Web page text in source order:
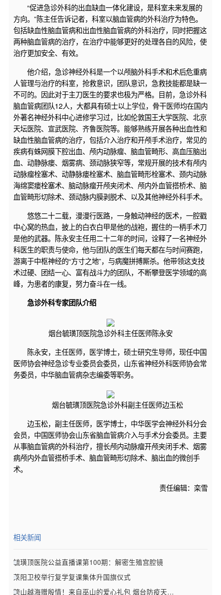
“促进急诊外科的出血缺血一体化建设，是科室未来发展的
方向。”陈主任告诉记者，科室以脑血管病的外科治疗为特色。
包括缺血性脑血管病和出血性脑血管病的外科治疗，同时把握这
两种脑血管病的治疗，在治疗中能够更好的处理各自的风险，使
治疗更加安全、有效。
他介绍，急诊神经外科是一个以颅脑外科手术和术后危重病
人管理与治疗的科室，抢救意识，团队意识，急救技能都是缺一
不可的。因此对于主刀医生的要求也极为严格。目前，急诊外科
脑血管病团队12人，大都具有硕士以上学位，骨干医师均在国内
外著名神经外科中心进修学习过，比如伦敦国王大学医院、北京
天坛医院、宣武医院、齐鲁医院等。能够熟练开展各种出血性和
缺血性脑血管病的治疗，包括介入治疗和开颅手术治疗，常见的
疾病有蛛网膜下腔出血、颅内动脉瘤、脑血管畸形、高血压脑出
血、动静脉瘘、烟雾病、颈动脉狭窄等，常规开展的技术有颅内
动脉瘤栓塞术、动静脉瘘栓塞术、脑血管畸形栓塞术、颈内动脉
海绵窦瘘栓塞术、脑动脉瘤开颅夹闭术、颅内外血管搭桥术、脑
血管畸形切除术、颈动脉内膜剥脱术、以及其他神经外科手术。
悠悠二十二载，漫漫行医路，一身触动神经的医术，一腔戳
中心窝的热血，披上的白衣白甲是他的战袍，握住的一柄手术刀
是他的武器。陈永安主任用二十二年的时间，诠释了一名神经外
科医生的职责与使命，他与团队的医生们每天都在与时间赛跑，
游离于中枢神经的“方寸之地”，与病魔拼搏厮杀。他带领这支技
术过硬、团结一心、富有战斗力的团队，不断攀登医学领域的高
峰，为患者的康复，努力奋斗在一线。
急诊外科专家团队介绍
烟台毓璜顶医院急诊外科主任医师陈永安
陈永安，主任医师，医学博士，硕士研究生导师，现任中国
医师协会神经急诊专业委员会委员，山东省神经外科医师协会常
务委员，中华脑血管病杂志编委等职务。
烟台毓璜顶医院急诊外科副主任医师边玉松
边玉松，副主任医师，医学博士，中华医学会神经外科分会
会员，中国医师协会山东省脑血管病介入与手术分会委员。主要
从事脑血管病的外科治疗，擅长颅内动脉瘤开颅夹闭手术、烟雾
病颅内外血管搭桥手术、脑血管畸形切除术、脑出血的微创手
术。
责任编辑：栾雪
相关新闻
毓璜顶医院公益直播课第100期：解密生殖宫腔镜
莱阳卫校举行复学复课集体升国旗仪式
跨山越海赠殷情！来自巫山的爱心礼包 烟台防疫天使请签收